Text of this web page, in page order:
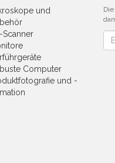
und
Scanner
Computer
und -